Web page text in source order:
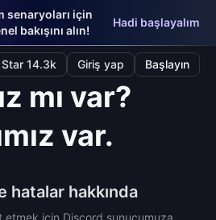
senaryoları için
bakışını alın!
Hadi başlayalım
Star 14.3k Giriş yap Başlayın
mı var?
var.
hatalar hakkında
için Discord sunucumuza